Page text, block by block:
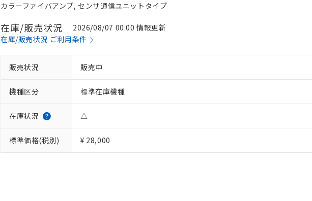
カラーファイバアンプ, センサ通信ユニットタイプ
在庫/販売状況
2026/08/07 00:00 情報更新
在庫/販売状況 ご利用条件
販売状況 販売中
機種区分 標準在庫機種
在庫状況 △
標準価格(税別) ¥ 28,000